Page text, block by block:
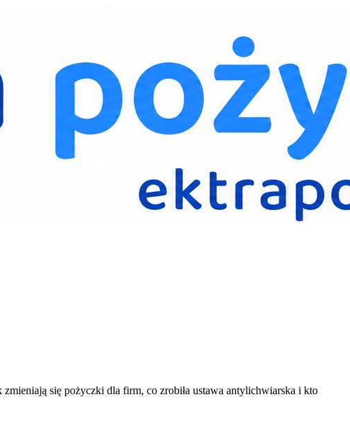
się pożyczki dla firm, co zrobiła ustawa antylichwiarska i kto